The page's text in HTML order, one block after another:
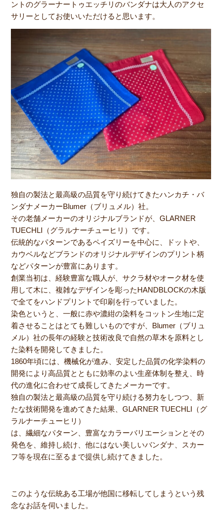
ントのグラーナートゥエッチリのバンダナは大人のアクセ
サリーとしてお使いいただけると思います。
独自の製法と最高級の品質を守り続けてきたハンカチ・バ
ンダナメーカーBlumer（ブリュメル）社。
その老舗メーカーのオリジナルブランドが、GLARNER
TUECHLI（グラルナーチューヒリ）です。
伝統的なパターンであるペイズリーを中心に、ドットや、
カウベルなどブランドのオリジナルデザインのプリント柄
などパターンが豊富にあります。
創業当初は、経験豊富な職人が、サクラ材やオーク材を使
用して木に、複雑なデザインを彫ったHANDBLOCKの木版
で全てをハンドプリントで印刷を行っていました。
染色というと、一般に赤や濃紺の染料をコットン生地に定
着させることはとても難しいものですが、Blumer（ブリュ
メル）社の長年の経験と技術改良で自然の草木を原料とし
た染料を開発してきました。
1860年頃には、機械化が進み、安定した品質の化学染料の
開発により高品質とともに効率のよい生産体制を整え、時
代の進化に合わせて成長してきたメーカーです。
独自の製法と最高級の品質を守り続ける努力をしつつ、新
たな技術開発を進めてきた結果、GLARNER TUECHLI（グ
ラルナーチューヒリ）
は、繊細なパターン、豊富なカラーバリエーションとその
発色を、維持し続け、他にはない美しいバンダナ、スカー
フ等を現在に至るまで提供し続けてきました。
このような伝統ある工場が他国に移転してしまうという残
念なお話を伺いました。